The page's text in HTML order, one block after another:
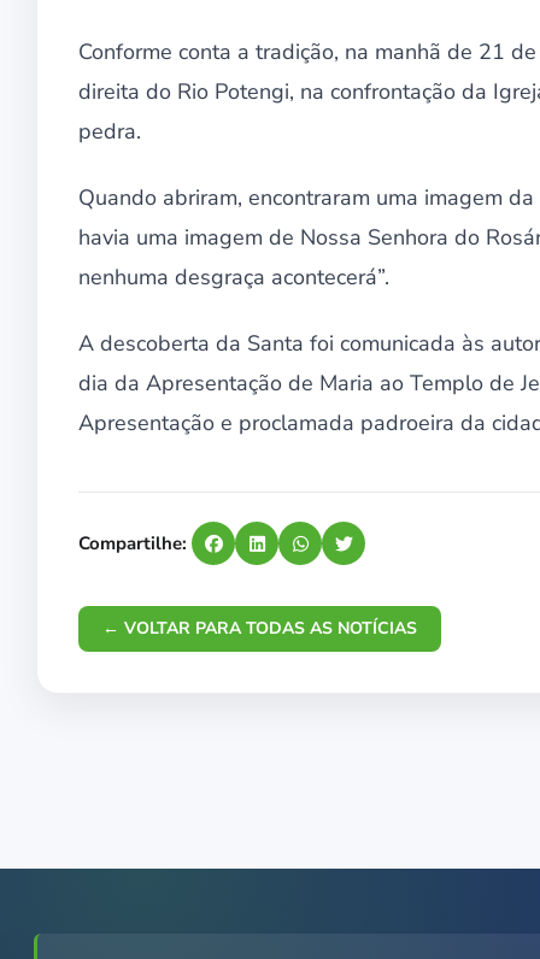
Conforme conta a tradição, na manhã de 21
direita do Rio Potengi, na confrontação da
pedra.
Quando abriram, encontraram uma imagem
havia uma imagem de Nossa Senhora do
nenhuma desgraça acontecerá”.
A descoberta da Santa foi comunicada às
dia da Apresentação de Maria ao Templo de
Apresentação e proclamada padroeira da
Compartilhe:
← VOLTAR PARA TODAS AS NOTÍCIAS